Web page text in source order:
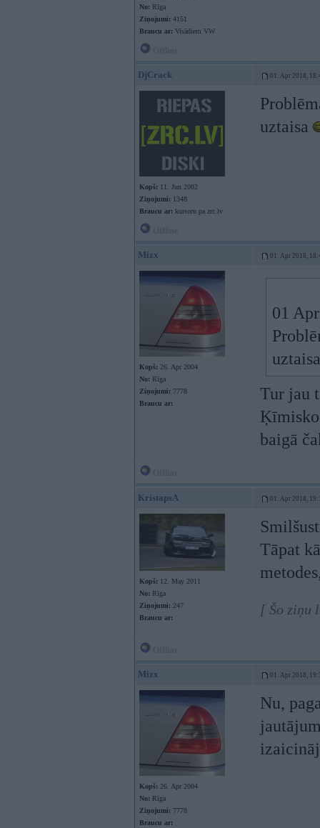
No: Rīga
Ziņojumi: 4151
Braucu ar: Visādiem VW
DjCrack 01. Apr 2018,
Kopš: 11. Jun 2002
Ziņojumi: 1348
Braucu ar: kursoru pa zrc.lv
uztaisa
Mizx 01. Apr 2018,
Kopš: 26. Apr 2004
No: Rīga
Ziņojumi: 7778
Braucu ar:
01
Tur jau
baigā
KristapsA 01. Apr 2018,
Kopš: 12. May 2011
No: Rīga
Ziņojumi: 247
Braucu ar:
Tāpat
[ Šo ziņu
Mizx 01. Apr 2018,
Kopš: 26. Apr 2004
No: Rīga
Ziņojumi: 7778
Braucu ar:
Nu,